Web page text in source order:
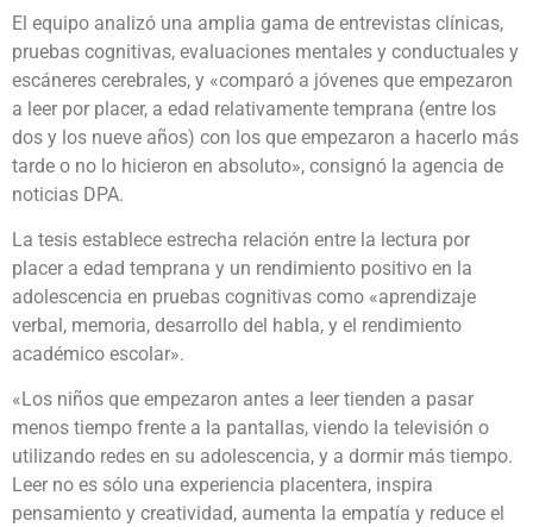
El equipo analizó una amplia gama de entrevistas clínicas,
pruebas cognitivas, evaluaciones mentales y conductuales y
escáneres cerebrales, y «comparó a jóvenes que empezaron
a leer por placer, a edad relativamente temprana (entre los
dos y los nueve años) con los que empezaron a hacerlo más
tarde o no lo hicieron en absoluto», consignó la agencia de
noticias DPA.
La tesis establece estrecha relación entre la lectura por
placer a edad temprana y un rendimiento positivo en la
adolescencia en pruebas cognitivas como «aprendizaje
verbal, memoria, desarrollo del habla, y el rendimiento
académico escolar».
«Los niños que empezaron antes a leer tienden a pasar
menos tiempo frente a la pantallas, viendo la televisión o
utilizando redes en su adolescencia, y a dormir más tiempo.
Leer no es sólo una experiencia placentera, inspira
pensamiento y creatividad, aumenta la empatía y reduce el